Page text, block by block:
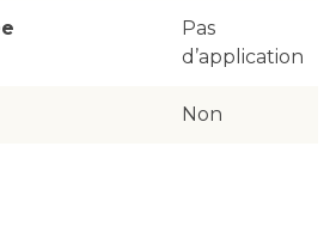
Pas
d’application
Non